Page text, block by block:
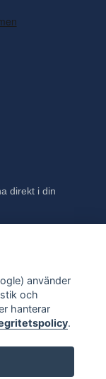
direkt i din
använder
och
hanterar
.